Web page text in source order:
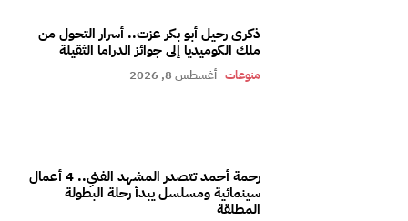
ذكرى رحيل أبو بكر عزت.. أسرار التحول من
ملك الكوميديا إلى جوائز الدراما الثقيلة
منوعات أغسطس 8, 2026
رحمة أحمد تتصدر المشهد الفني.. 4 أعمال
سينمائية ومسلسل يبدأ رحلة البطولة
المطلقة